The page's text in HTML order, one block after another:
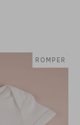
ROMPER